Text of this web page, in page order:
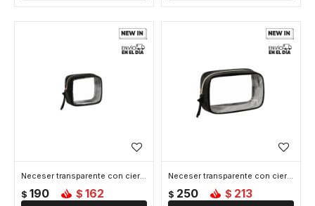
Neceser transparente con cierre chico - Negro
$ 190 $ 162
Neceser transparente con cierre grande - Negro
$ 250 $ 213